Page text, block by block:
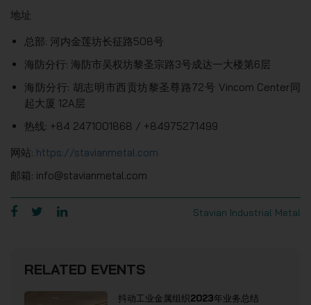
地址
总部: 河内金莲坊长征路508号
海防分行: 海防市吴权坊黎圣宗路3号成达一大楼第6层
海防分行: 胡志明市西贡坊黎圣尊路72号 Vincom Center同
起大厦 12A层
热线: +84 2471001868 / +84975271499
网站: https://stavianmetal.com
邮箱: info@stavianmetal.com
Stavian Industrial Metal
RELATED EVENTS
抖动工业金属组织2023年业务总结